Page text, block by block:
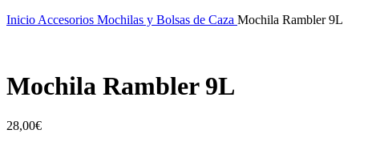
Inicio Accesorios Mochilas y Bolsas de Caza Mochila Rambler 9L
Mochila Rambler 9L
28,00€